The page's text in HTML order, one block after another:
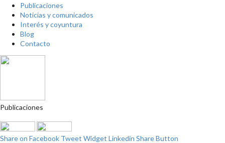
Publicaciones
Noticias y comunicados
Interés y coyuntura
Blog
Contacto
Publicaciones
Share on Facebook Tweet Widget Linkedin Share Button